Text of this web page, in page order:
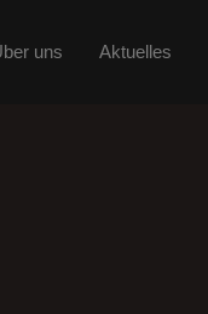
uns Aktuelles